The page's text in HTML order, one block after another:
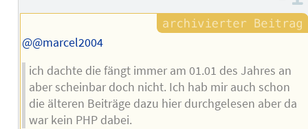
@@marcel2004
ich dachte die fängt immer am 01.01 des Jahres an
aber scheinbar doch nicht. Ich hab mir auch schon
die älteren Beiträge dazu hier durchgelesen aber da
war kein PHP dabei.